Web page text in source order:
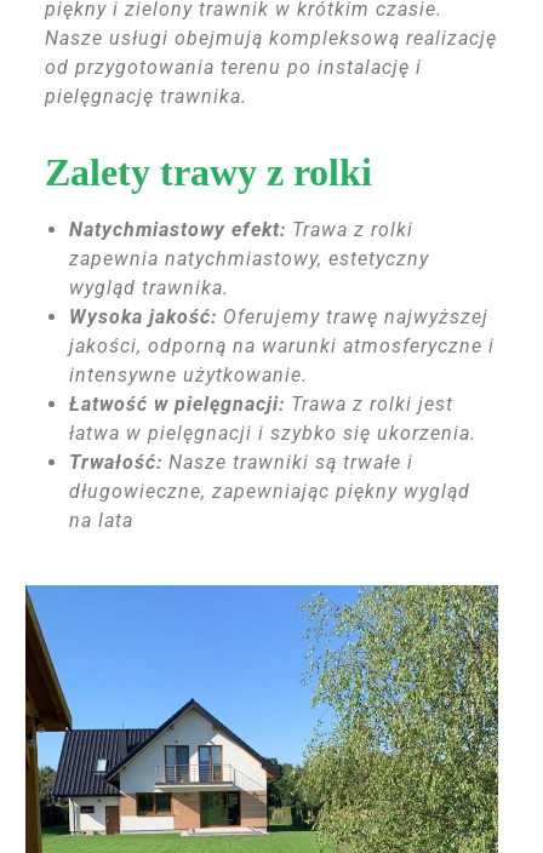
piękny i zielony trawnik w krótkim czasie.
Nasze usługi obejmują kompleksową realizację
od przygotowania terenu po instalację i
pielęgnację trawnika.
Zalety trawy z rolki
Natychmiastowy efekt: Trawa z rolki
zapewnia natychmiastowy, estetyczny
wygląd trawnika.
Wysoka jakość: Oferujemy trawę najwyższej
jakości, odporną na warunki atmosferyczne i
intensywne użytkowanie.
Łatwość w pielęgnacji: Trawa z rolki jest
łatwa w pielęgnacji i szybko się ukorzenia.
Trwałość: Nasze trawniki są trwałe i
długowieczne, zapewniając piękny wygląd
na lata